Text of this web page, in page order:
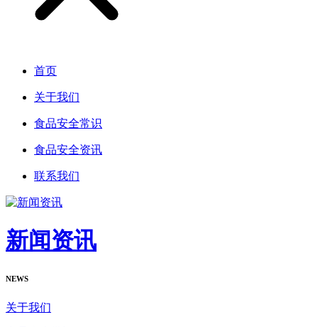
首页
关于我们
食品安全常识
食品安全资讯
联系我们
新闻资讯
NEWS
关于我们